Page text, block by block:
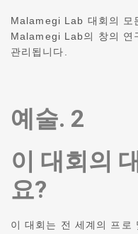
Malamegi Lab 대회의 모
Malamegi Lab의 창의
관리됩니다.
예술. 2
이 대회의
요?
이 대회는 전 세계의 프로